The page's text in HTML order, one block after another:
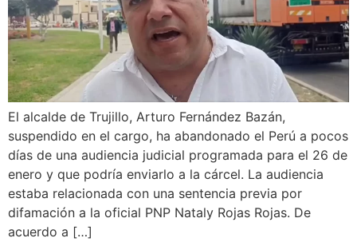
El alcalde de Trujillo, Arturo Fernández Bazán,
suspendido en el cargo, ha abandonado el Perú a pocos
días de una audiencia judicial programada para el 26 de
enero y que podría enviarlo a la cárcel. La audiencia
estaba relacionada con una sentencia previa por
difamación a la oficial PNP Nataly Rojas Rojas. De
acuerdo a […]